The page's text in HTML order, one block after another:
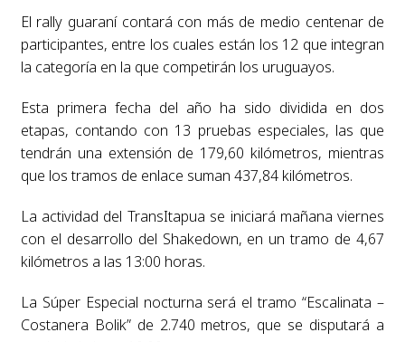
El rally guaraní contará con más de medio centenar de
participantes, entre los cuales están los 12 que integran
la categoría en la que competirán los uruguayos.
Esta primera fecha del año ha sido dividida en dos
etapas, contando con 13 pruebas especiales, las que
tendrán una extensión de 179,60 kilómetros, mientras
que los tramos de enlace suman 437,84 kilómetros.
La actividad del TransItapua se iniciará mañana viernes
con el desarrollo del Shakedown, en un tramo de 4,67
kilómetros a las 13:00 horas.
La Súper Especial nocturna será el tramo “Escalinata –
Costanera Bolik” de 2.740 metros, que se disputará a